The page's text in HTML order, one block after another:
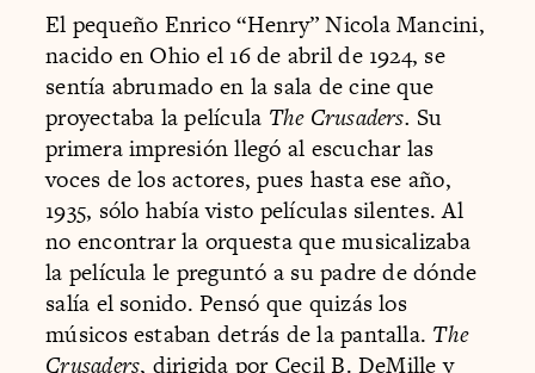
El pequeño Enrico “Henry” Nicola Mancini,
nacido en Ohio el 16 de abril de 1924, se
sentía abrumado en la sala de cine que
proyectaba la película The Crusaders. Su
primera impresión llegó al escuchar las
voces de los actores, pues hasta ese año,
1935, sólo había visto películas silentes. Al
no encontrar la orquesta que musicalizaba
la película le preguntó a su padre de dónde
salía el sonido. Pensó que quizás los
músicos estaban detrás de la pantalla. The
Crusaders, dirigida por Cecil B. DeMille y